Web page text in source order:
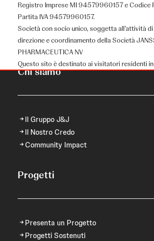
Registro Imprese MI 94579960157 e Codice
Partita IVA 94579960157.
Società con socio unico, soggetta all’attività di
direzione e coordinamento della Società
PHARMACEUTICA NV
Questo sito è destinato ai visitatori residenti
Chi siamo
Il Gruppo J&J
Il Nostro Credo
Community Impact
Progetti
Presenta un Progetto
Progetti Sostenuti